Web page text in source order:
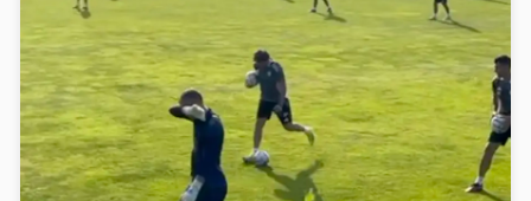
Pokretanje videa...